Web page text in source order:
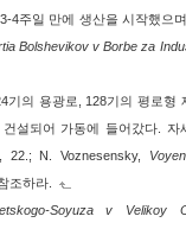
4주일 만에 생산을 시작했으
Bolshevikov v Borbe za
의 용광로, 128기의 평로형
설되어 가동에 들어갔다.
N. Voznesensky,
조하라.
Soyuza v Velikoy